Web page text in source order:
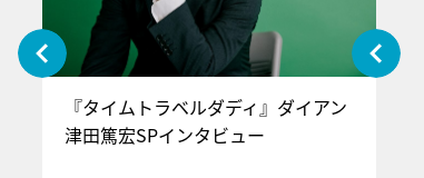
『タイムトラベルダディ』ダイアン
津田篤宏SPインタビュー